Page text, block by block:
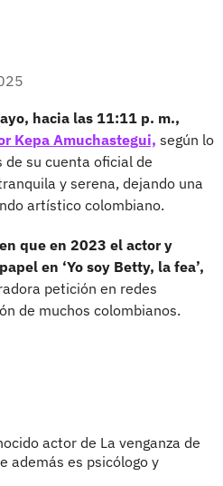
hacia las 11:11 p. m.,
Kepa Amuchastegui, según lo
su cuenta oficial de
y serena, dejando una
artístico colombiano.
que en 2023 el actor y
en ‘Yo soy Betty, la fea’,
petición en redes
de muchos colombianos.
actor de La venganza de
además es psicólogo y